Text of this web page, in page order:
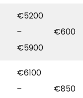
€5200
–
€5900
€600
€6100
–
€850